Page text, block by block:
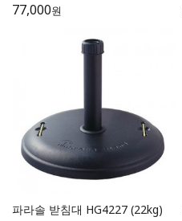
77,000원
파라솔 받침대 HG4227 (22kg)